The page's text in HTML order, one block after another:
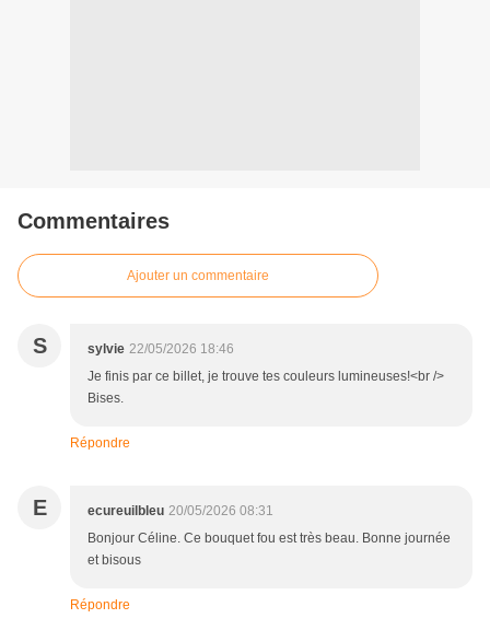
Commentaires
Ajouter un commentaire
S sylvie 22/05/2026 18:46
Je finis par ce billet, je trouve tes couleurs lumineuses!<br />
Bises.
Répondre
E ecureuilbleu 20/05/2026 08:31
Bonjour Céline. Ce bouquet fou est très beau. Bonne journée
et bisous
Répondre